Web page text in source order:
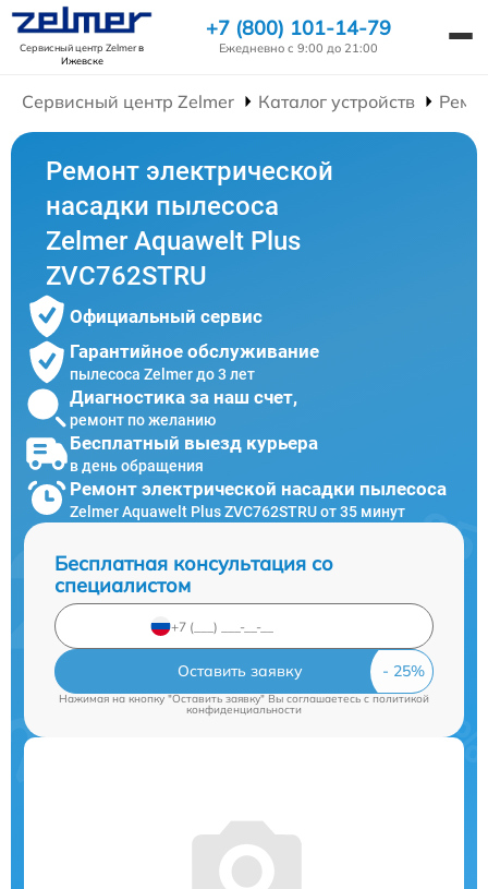
Сервисный центр Zelmerв
Ижевске
+7 (800) 101-14-79
Ежедневно с 9:00 до 21:00
Сервисный центр Zelmer Каталог устройств
Ремонт электрической
насадки пылесоса
Zelmer Aquawelt Plus
ZVC762STRU
Официальный сервис
Гарантийное обслуживание
пылесоса Zelmer до 3 лет
Диагностика за наш счет,
ремонт по желанию
Бесплатный выезд курьера
в день обращения
Ремонт электрической насадки пылесоса
Zelmer Aquawelt Plus ZVC762STRU от 35 минут
Бесплатная консультация со
специалистом
Оставить заявку
Нажимая на кнопку "Оставить заявку" Вы соглашаетесь c политикой
конфиденциальности